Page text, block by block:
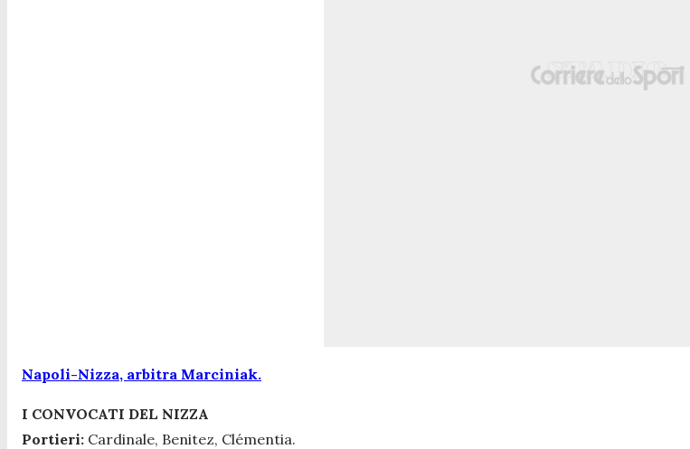
Napoli-Nizza, arbitra Marciniak.
I CONVOCATI DEL NIZZA
Portieri: Cardinale, Benitez, Clémentia.